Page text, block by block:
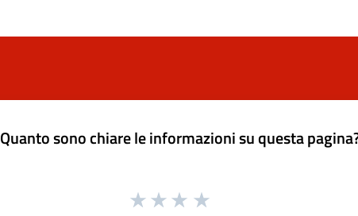
Quanto sono chiare le informazioni su questa